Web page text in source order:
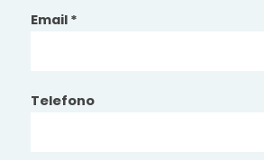
Email *
Telefono